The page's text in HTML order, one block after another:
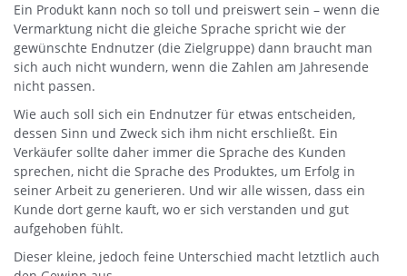
Ein Produkt kann noch so toll und preiswert sein – wenn die
Vermarktung nicht die gleiche Sprache spricht wie der
gewünschte Endnutzer (die Zielgruppe) dann braucht man
sich auch nicht wundern, wenn die Zahlen am Jahresende
nicht passen.
Wie auch soll sich ein Endnutzer für etwas entscheiden,
dessen Sinn und Zweck sich ihm nicht erschließt. Ein
Verkäufer sollte daher immer die Sprache des Kunden
sprechen, nicht die Sprache des Produktes, um Erfolg in
seiner Arbeit zu generieren. Und wir alle wissen, dass ein
Kunde dort gerne kauft, wo er sich verstanden und gut
aufgehoben fühlt.
Dieser kleine, jedoch feine Unterschied macht letztlich auch